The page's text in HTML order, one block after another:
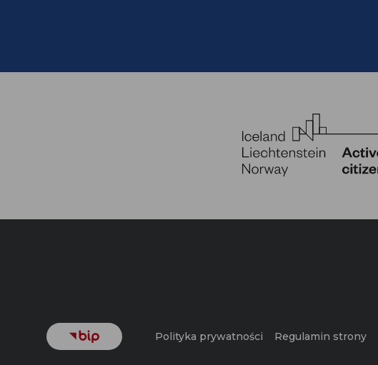
Polityka prywatności Regulamin strony